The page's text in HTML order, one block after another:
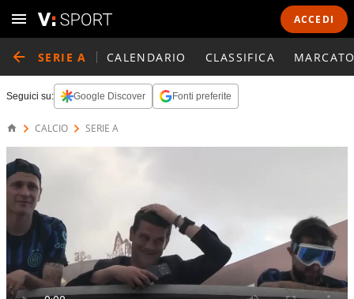
ACCEDI
SERIE A CALENDARIO CLASSIFICA
Seguici su: Google Discover Fonti preferite
CALCIO SERIE A